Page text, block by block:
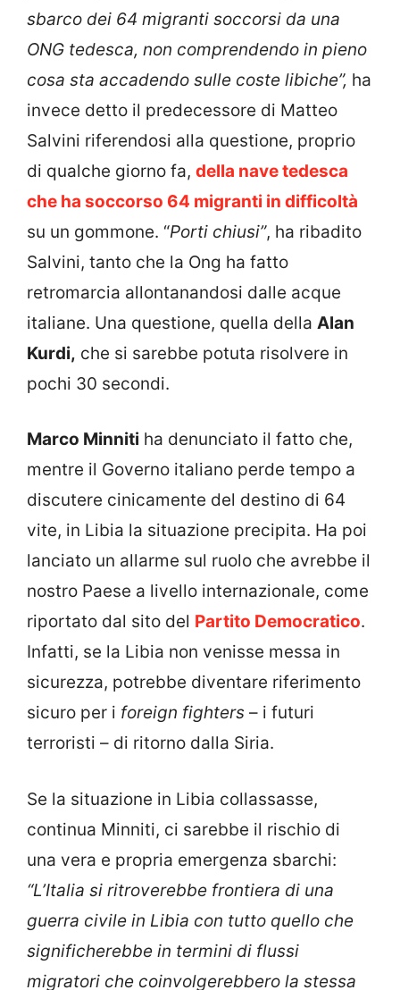
sbarco dei 64 migranti soccorsi da una
ONG tedesca, non comprendendo in pieno
cosa sta accadendo sulle coste libiche”, ha
invece detto il predecessore di Matteo
Salvini riferendosi alla questione, proprio
di qualche giorno fa, della nave tedesca
che ha soccorso 64 migranti in difficoltà
su un gommone. “Porti chiusi”, ha ribadito
Salvini, tanto che la Ong ha fatto
retromarcia allontanandosi dalle acque
italiane. Una questione, quella della Alan
Kurdi, che si sarebbe potuta risolvere in
pochi 30 secondi.
Marco Minniti ha denunciato il fatto che,
mentre il Governo italiano perde tempo a
discutere cinicamente del destino di 64
vite, in Libia la situazione precipita. Ha poi
lanciato un allarme sul ruolo che avrebbe il
nostro Paese a livello internazionale, come
riportato dal sito del Partito Democratico.
Infatti, se la Libia non venisse messa in
sicurezza, potrebbe diventare riferimento
sicuro per i foreign fighters – i futuri
terroristi – di ritorno dalla Siria.
Se la situazione in Libia collassasse,
continua Minniti, ci sarebbe il rischio di
una vera e propria emergenza sbarchi:
“L’Italia si ritroverebbe frontiera di una
guerra civile in Libia con tutto quello che
significherebbe in termini di flussi
migratori che coinvolgerebbero la stessa